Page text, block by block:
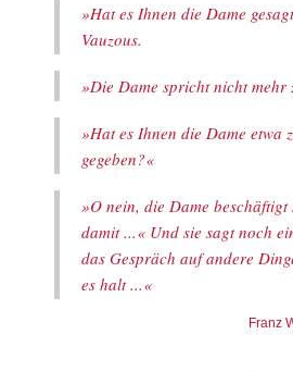
»Hat es Ihnen die Dame
Vauzous.
»Die Dame spricht nicht mehr
»Hat es Ihnen die Dame etwa
gegeben?«
»O nein, die Dame
damit ...« Und sie sagt noch
das Gespräch auf andere
es halt ...«
Franz